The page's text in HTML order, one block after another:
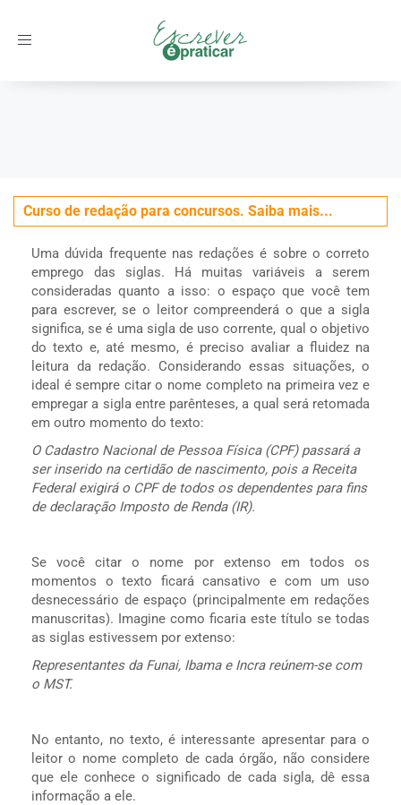
Toggle
Curso de redação para concursos. Saiba mais...
Uma dúvida frequente nas redações é sobre o correto
emprego das siglas. Há muitas variáveis a serem
consideradas quanto a isso: o espaço que você tem
para escrever, se o leitor compreenderá o que a sigla
significa, se é uma sigla de uso corrente, qual o objetivo
do texto e, até mesmo, é preciso avaliar a fluidez na
leitura da redação. Considerando essas situações, o
ideal é sempre citar o nome completo na primeira vez e
empregar a sigla entre parênteses, a qual será retomada
em outro momento do texto:
O Cadastro Nacional de Pessoa Física (CPF) passará a
ser inserido na certidão de nascimento, pois a Receita
Federal exigirá o CPF de todos os dependentes para fins
de declaração Imposto de Renda (IR).
Se você citar o nome por extenso em todos os
momentos o texto ficará cansativo e com um uso
desnecessário de espaço (principalmente em redações
manuscritas). Imagine como ficaria este título se todas
as siglas estivessem por extenso:
Representantes da Funai, Ibama e Incra reúnem-se com
o MST.
No entanto, no texto, é interessante apresentar para o
leitor o nome completo de cada órgão, não considere
que ele conhece o significado de cada sigla, dê essa
informação a ele.